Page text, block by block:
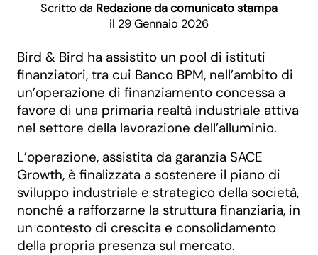
Scritto da Redazione da comunicato stampa
il 29 Gennaio 2026
Bird & Bird ha assistito un pool di istituti
finanziatori, tra cui Banco BPM, nell’ambito di
un’operazione di finanziamento concessa a
favore di una primaria realtà industriale attiva
nel settore della lavorazione dell’alluminio.
L’operazione, assistita da garanzia SACE
Growth, è finalizzata a sostenere il piano di
sviluppo industriale e strategico della società,
nonché a rafforzarne la struttura finanziaria, in
un contesto di crescita e consolidamento
della propria presenza sul mercato.